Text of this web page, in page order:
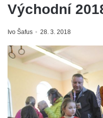
Východní
Ivo Šafus 28. 3. 2018